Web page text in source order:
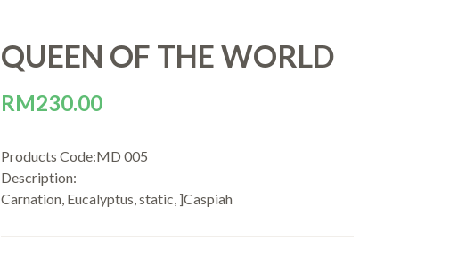
QUEEN OF THE WORLD
RM230.00
Products Code:MD 005
Description:
Carnation, Eucalyptus, static, ]Caspiah